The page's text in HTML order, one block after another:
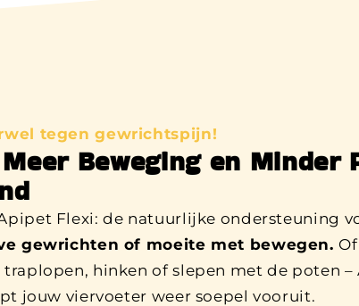
tegen gewrichtspijn!
Beweging en Minder
Flexi: de natuurlijke ondersteuning
gewrichten of moeite met bewegen.
hinken of slepen met de poten –
jouw viervoeter weer soepel vooruit.